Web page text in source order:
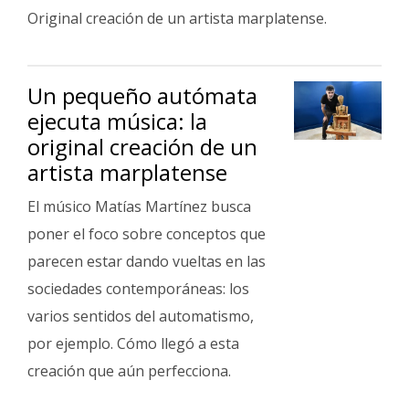
Original creación de un artista marplatense.
Un pequeño autómata
ejecuta música: la
original creación de un
artista marplatense
El músico Matías Martínez busca
poner el foco sobre conceptos que
parecen estar dando vueltas en las
sociedades contemporáneas: los
varios sentidos del automatismo,
por ejemplo. Cómo llegó a esta
creación que aún perfecciona.